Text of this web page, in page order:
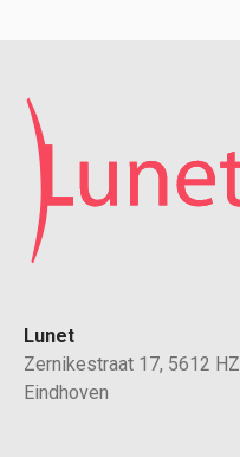
Lunet
Zernikestraat 17, 5612 HZ
Eindhoven